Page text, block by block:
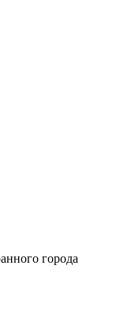
города